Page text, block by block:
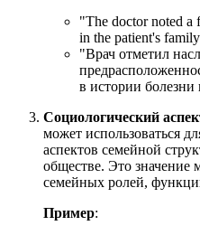
"The doctor noted a
in the patient's
"Врач отметил
в истории болезни
Социологический
может использоваться
аспектов семейной
обществе. Это значение
семейных ролей,
Пример: